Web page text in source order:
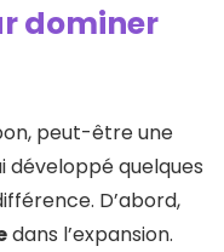
dominer
peut-être une
développé quelques
D’abord,
dans l’expansion.